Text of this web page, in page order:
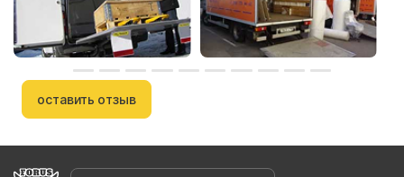
оставить отзыв